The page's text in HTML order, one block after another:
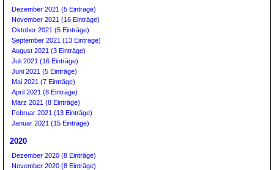
Dezember 2021 (5 Einträge)
November 2021 (16 Einträge)
Oktober 2021 (5 Einträge)
September 2021 (13 Einträge)
August 2021 (3 Einträge)
Juli 2021 (16 Einträge)
Juni 2021 (5 Einträge)
Mai 2021 (7 Einträge)
April 2021 (8 Einträge)
März 2021 (8 Einträge)
Februar 2021 (13 Einträge)
Januar 2021 (15 Einträge)
2020
Dezember 2020 (8 Einträge)
November 2020 (8 Einträge)